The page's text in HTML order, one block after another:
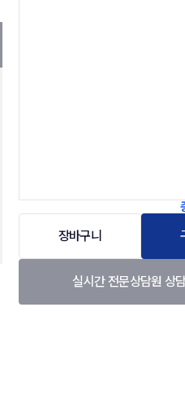
장바구니
실시간 전문상담원 상